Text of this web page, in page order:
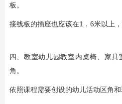
板。
接线板的插座也应该在1．6米以上
四、教室幼儿园教室内桌椅、家具
角。
依照课程需要创设的幼儿活动区角和